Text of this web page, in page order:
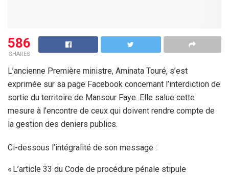
586
SHARES
L’ancienne Première ministre, Aminata Touré, s’est
exprimée sur sa page Facebook concernant l’interdiction de
sortie du territoire de Mansour Faye. Elle salue cette
mesure à l’encontre de ceux qui doivent rendre compte de
la gestion des deniers publics.
Ci-dessous l’intégralité de son message :
« L’article 33 du Code de procédure pénale stipule